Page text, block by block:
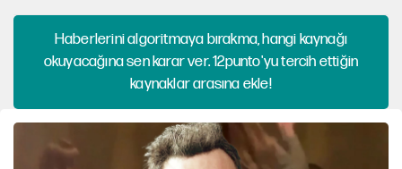
Haberlerini algoritmaya bırakma, hangi kaynağı
okuyacağına sen karar ver. 12punto'yu tercih ettiğin
kaynaklar arasına ekle!